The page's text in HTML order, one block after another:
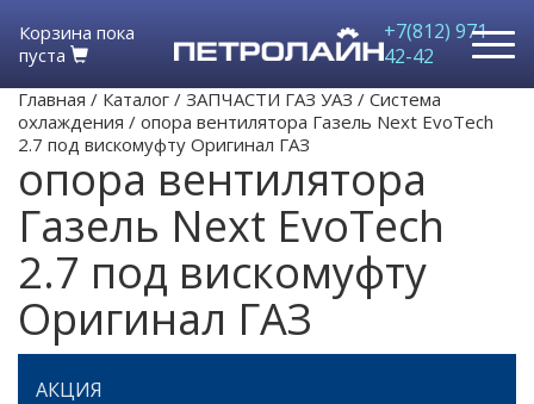
Корзина пока
пуста
+7(812) 971-
42-42
Главная / Каталог / ЗАПЧАСТИ ГАЗ УАЗ / Система
охлаждения / опора вентилятора Газель Next EvoTech
2.7 под вискомуфту Оригинал ГАЗ
опора вентилятора
Газель Next EvoTech
2.7 под вискомуфту
Оригинал ГАЗ
АКЦИЯ